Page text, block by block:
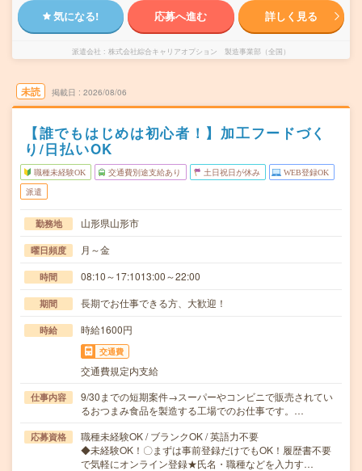
気になる! 応募へ進む 詳しく見る
派遣会社 株式会社綜合キャリアオプション 製造事業部（全国）
未読 掲載日 2026/08/06
【誰でもはじめは初心者！】加工フードづく
り/日払いOK
職種未経験OK 交通費別途支給あり 土日祝日が休み WEB登録OK
派遣
勤務地 山形県山形市
曜日頻度 月～金
時間 08:10～17:1013:00～22:00
期間 長期でお仕事できる方、大歓迎！
時給 時給1600円
交通費
交通費規定内支給
仕事内容
9/30までの短期案件→スーパーやコンビニで販売されてい
るおつまみ食品を製造する工場でのお仕事です。…
応募資格
職種未経験OK / ブランクOK / 英語力不要
◆未経験OK！〇まずは事前登録だけでもOK！履歴書不要
で気軽にオンライン登録★氏名・職種などを入力す…